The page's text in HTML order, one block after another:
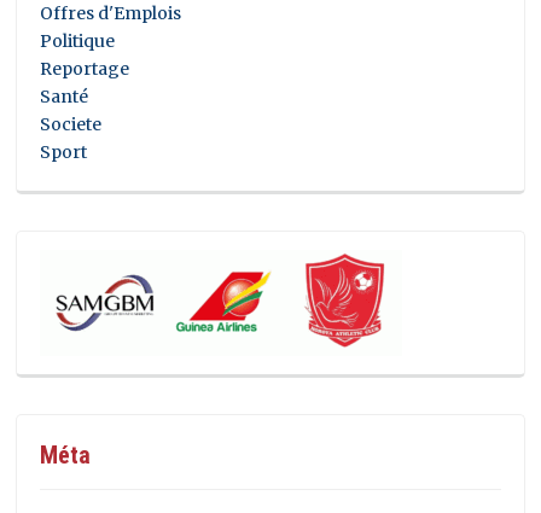
Offres d'Emplois
Politique
Reportage
Santé
Societe
Sport
Méta